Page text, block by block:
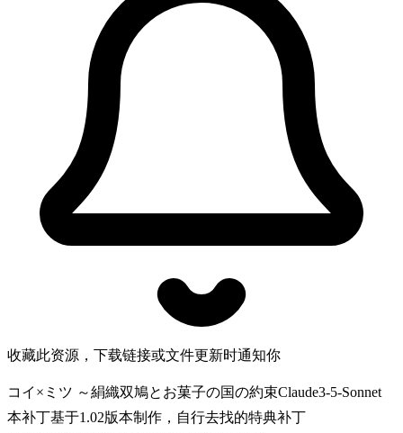
收藏此资源，下载链接或文件更新时通知你
コイ×ミツ ～絹織双鳩とお菓子の国の約束Claude3-5-Sonnet
本补丁基于1.02版本制作，自行去找的特典补丁